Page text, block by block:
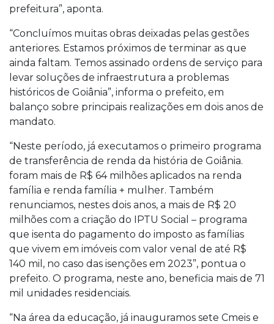
prefeitura”, aponta.
“Concluímos muitas obras deixadas pelas gestões
anteriores. Estamos próximos de terminar as que
ainda faltam. Temos assinado ordens de serviço para
levar soluções de infraestrutura a problemas
históricos de Goiânia”, informa o prefeito, em
balanço sobre principais realizações em dois anos de
mandato.
“Neste período, já executamos o primeiro programa
de transferência de renda da história de Goiânia.
foram mais de R$ 64 milhões aplicados na renda
família e renda família + mulher. Também
renunciamos, nestes dois anos, a mais de R$ 20
milhões com a criação do IPTU Social – programa
que isenta do pagamento do imposto as famílias
que vivem em imóveis com valor venal de até R$
140 mil, no caso das isenções em 2023”, pontua o
prefeito. O programa, neste ano, beneficia mais de 71
mil unidades residenciais.
“Na área da educação, já inauguramos sete Cmeis e